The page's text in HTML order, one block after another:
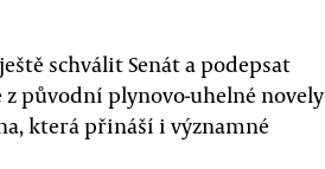
schválit Senát a podepsat
původní plynovo-uhelné novely
která přináší i významné